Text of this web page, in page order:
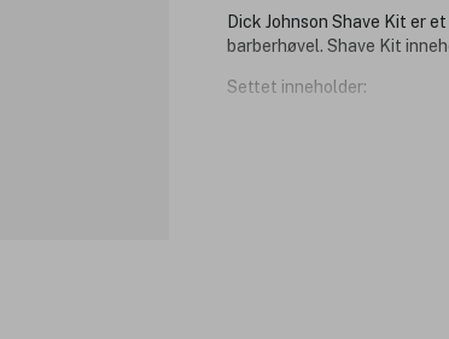
Dick Johnson Shave Kit er
barberhøvel. Shave Kit
Settet inneholder:
presis og behagelig
barberhøvelen i
Shaving Gel